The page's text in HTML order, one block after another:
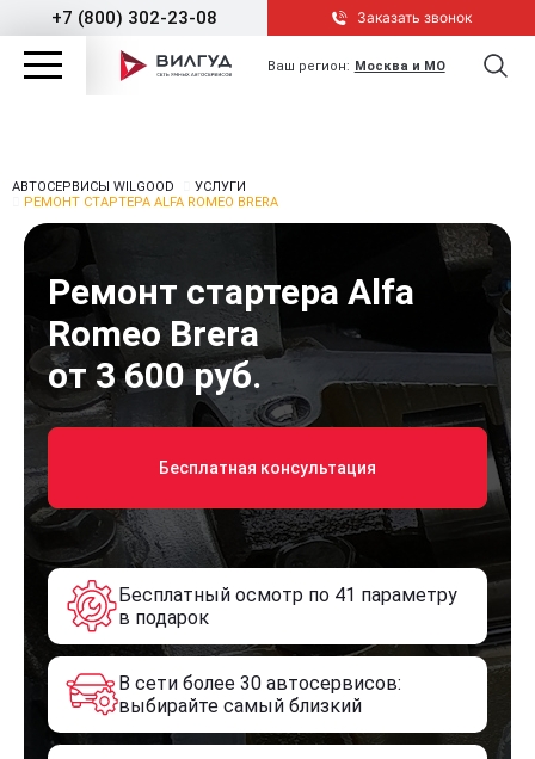
+7 (800) 302-23-08 Заказать звонок
Ваш регион: Москва и МО
АВТОСЕРВИСЫ WILGOOD
УСЛУГИ
РЕМОНТ СТАРТЕРА ALFA ROMEO BRERA
Ремонт стартера Alfa
Romeo Brera
от 3 600 руб.
Бесплатная консультация
Бесплатный осмотр по 41 параметру
в подарок
В сети более 30 автосервисов:
выбирайте самый близкий